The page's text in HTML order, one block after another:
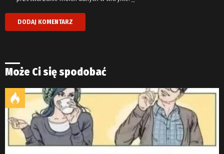
Może Ci się spodobać